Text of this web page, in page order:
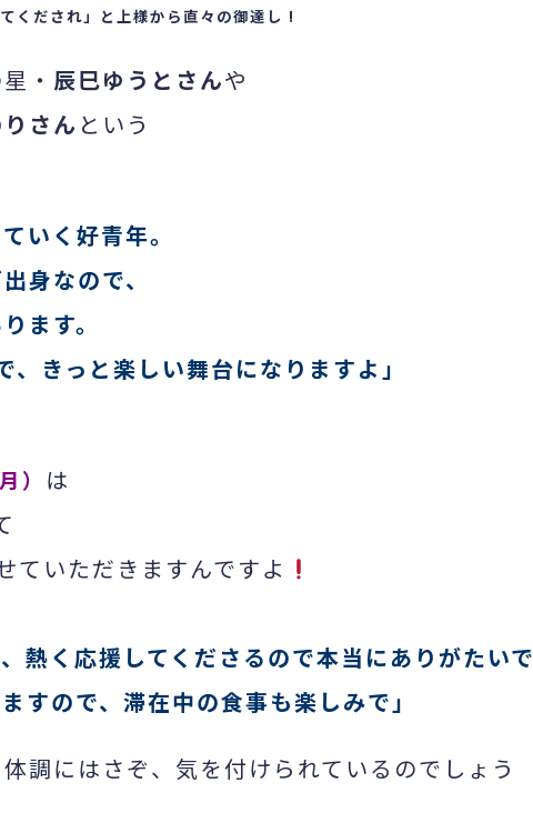
てくだされ」と上様から直々の御達し !
・ 辰巳ゆうとさんや
さん という
いく好青年。
身なので、
ます。
きっと楽しい舞台になりますよ」
） は
ていただきますんですよ
熱く応援してくださるので本当にありがたいで
すので、滞在中の食事も楽しみで」
調にはさぞ、気を付けられているのでしょう